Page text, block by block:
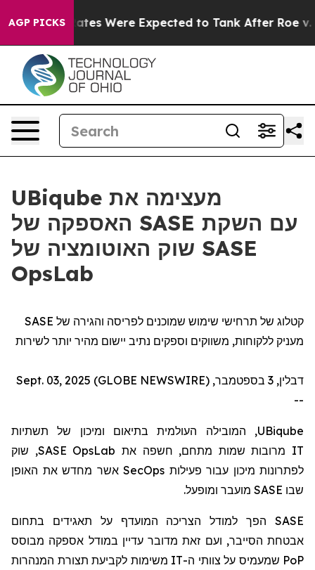
AGP PICKSRates Were Expected to Tank After Roe v.
UBiqube מעצימה את
האספקה של SASE עם השקת
שוק האוטומציה של SASE
OpsLab
קטלוג של תרחישי שימוש שמוכנים לפריסה והגירה של SASE
מעניק ללקוחות, משווקים וספקים נתיב יישום מהיר יותר לשירות
דבלין, 3 בספטמבר, Sept. 03, 2025 (GLOBE NEWSWIRE)
--
UBiqube, המובילה העולמית בתיאום ומיכון של תשתיות
IT מרובות שמות מתחם, חשפה את SASE OpsLab, שוק
לפתרונות מיכון עבור פעילות SecOps אשר מחדש את האופן
שבו SASE מועבר ומופעל.
SASE הפך למודל הצריכה המועדף על תאגידים בתחום
אבטחת הסייבר, ועם זאת מדובר עדיין במודל אספקה מבוסס
PoP שמעמיס על צוותי ה-IT משימות לקביעת תצורת המנהרות